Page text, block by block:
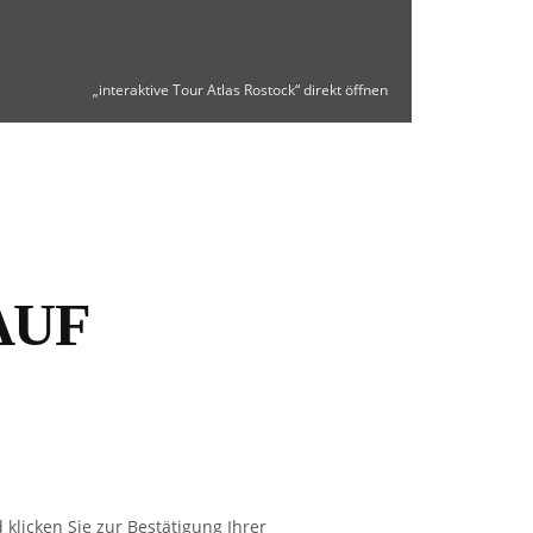
„interaktive Tour Atlas Rostock“ direkt öffnen
Sie zur Bestätigung Ihrer